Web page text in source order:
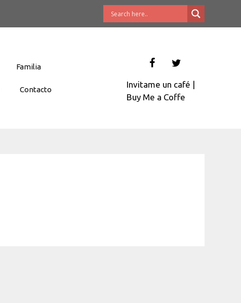
Familia
Contacto
Invitame un café |
Buy Me a Coffe